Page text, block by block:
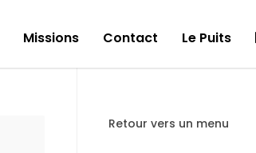
Missions Contact Le Puits
Retour vers un menu